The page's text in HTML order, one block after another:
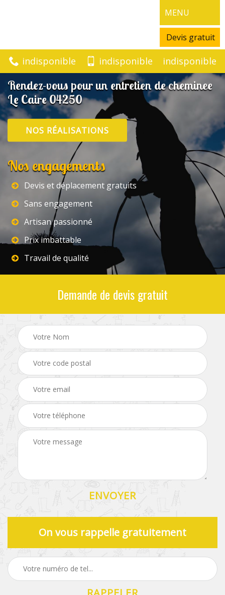
MENU
Devis gratuit
indisponible indisponible indisponible
Rendez-vous pour un entretien de cheminee
Le Caire 04250
NOS RÉALISATIONS
Nos engagements
Devis et déplacement gratuits
Sans engagement
Artisan passionné
Prix imbattable
Travail de qualité
Demande de devis gratuit
On vous rappelle gratuitement